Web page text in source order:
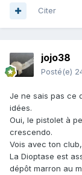
Citer
jojo38
Posté(e)
Je ne sais pas ce
idées.
Oui, le pistolet à
crescendo.
Vois avec ton
La Dioptase est
dépôt marron au